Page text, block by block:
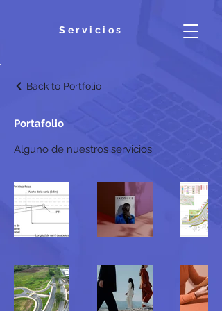
Servicios
Back to Portfolio
Portafolio
Alguno de nuestros servicios.